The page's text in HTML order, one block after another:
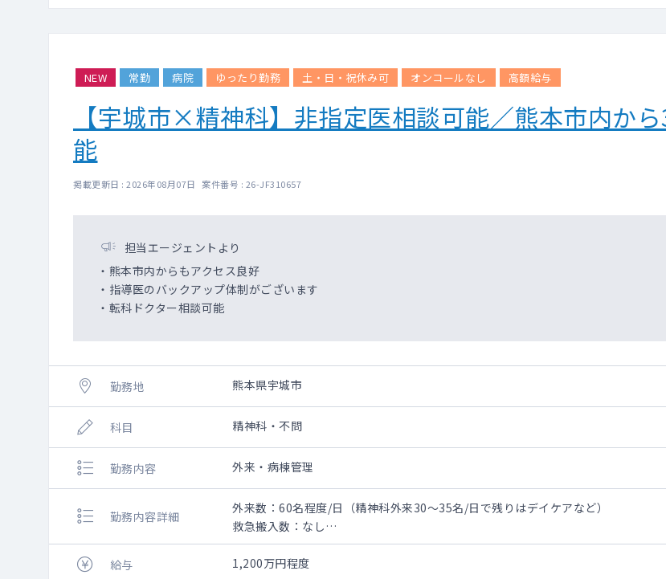
NEW 常勤 病院 ゆったり勤務 土・日・祝休み可 オンコールなし 高額給与
【宇城市×精神科】非指定医相談可能／熊本市内か
能
掲載更新日 : 2026年08月07日 案件番号 : 26-JF310657
担当エージェントより
・熊本市内からもアクセス良好
・指導医のバックアップ体制がございます
・転科ドクター相談可能
勤務地 熊本県宇城市
科目 精神科・不問
勤務内容 外来・病棟管理
勤務内容詳細
外来数：60名程度/日（精神科外来30～35名/日で残りはデイケアなど）
救急搬入数：なし
〇外来・病棟の対応
〇うつ病、認知症の患者の割合が高いです（アルコール依存症も稀にいます）
給与 1,200万円程度